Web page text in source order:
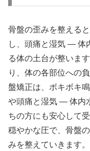
骨盤の歪みを整える
し、頭痛と湿気 ― 体
る体の土台が整いま
り、体の各部位への
盤矯正は、ボキボキ
や頭痛と湿気 ― 体内
ちの方にも安心して
穏やかな圧で、骨盤
みを整えていきます。